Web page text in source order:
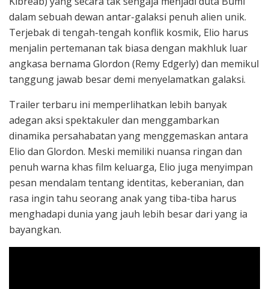
dalam sebuah dewan antar-galaksi penuh alien unik.
Terjebak di tengah-tengah konflik kosmik, Elio harus
menjalin pertemanan tak biasa dengan makhluk luar
angkasa bernama Glordon (Remy Edgerly) dan memikul
tanggung jawab besar demi menyelamatkan galaksi.
Trailer terbaru ini memperlihatkan lebih banyak
adegan aksi spektakuler dan menggambarkan
dinamika persahabatan yang menggemaskan antara
Elio dan Glordon. Meski memiliki nuansa ringan dan
penuh warna khas film keluarga, Elio juga menyimpan
pesan mendalam tentang identitas, keberanian, dan
rasa ingin tahu seorang anak yang tiba-tiba harus
menghadapi dunia yang jauh lebih besar dari yang ia
bayangkan.